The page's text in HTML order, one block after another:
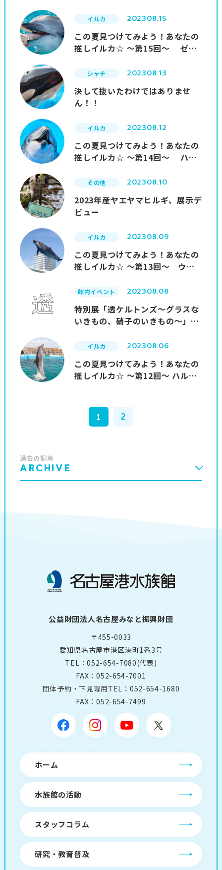
イルカ 202308.15
この夏見つけてみよう！あなたの
推しイルカ☆ ～第15回～ ゼロ
シャチ 202308.13
決して抜いたわけではありませ
ん！！
イルカ 202308.12
この夏見つけてみよう！あなたの
推しイルカ☆ ～第14回～ ハッ
その他 202308.10
2023年産ヤエヤマヒルギ、展示デ
ビュー
イルカ 202308.09
この夏見つけてみよう！あなたの
推しイルカ☆ ～第13回～ ウィ
館内イベント 202308.08
特別展「透ケルトンズ～グラスな
いきもの、硝子のいきもの～」番
イルカ 202308.06
この夏見つけてみよう！あなたの
推しイルカ☆ ～第12回～ ハル
1 2
過去の記事
ARCHIVE
公益財団法人名古屋みなと振興財団
〒455-0033
愛知県名古屋市港区港町1番3号
TEL：052-654-7080(代表)
FAX：052-654-7001
団体予約・下見専用TEL： 052-654-1680
FAX：052-654-7499
ホーム
水族館の活動
スタッフコラム
研究・教育普及